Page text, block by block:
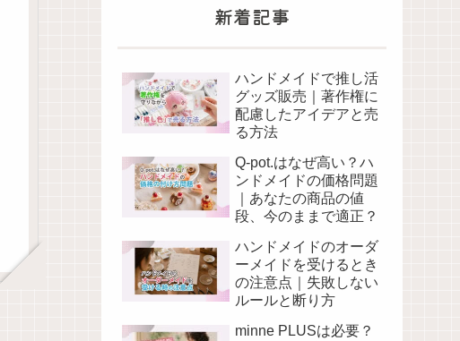
新着記事
ハンドメイドで推し活
グッズ販売｜著作権に
配慮したアイデアと売
る方法
Q-pot.はなぜ高い？ハ
ンドメイドの価格問題
｜あなたの商品の値
段、今のままで適正？
ハンドメイドのオーダ
ーメイドを受けるとき
の注意点｜失敗しない
ルールと断り方
minne PLUSは必要？